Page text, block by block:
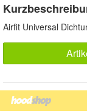
Airfit Universal